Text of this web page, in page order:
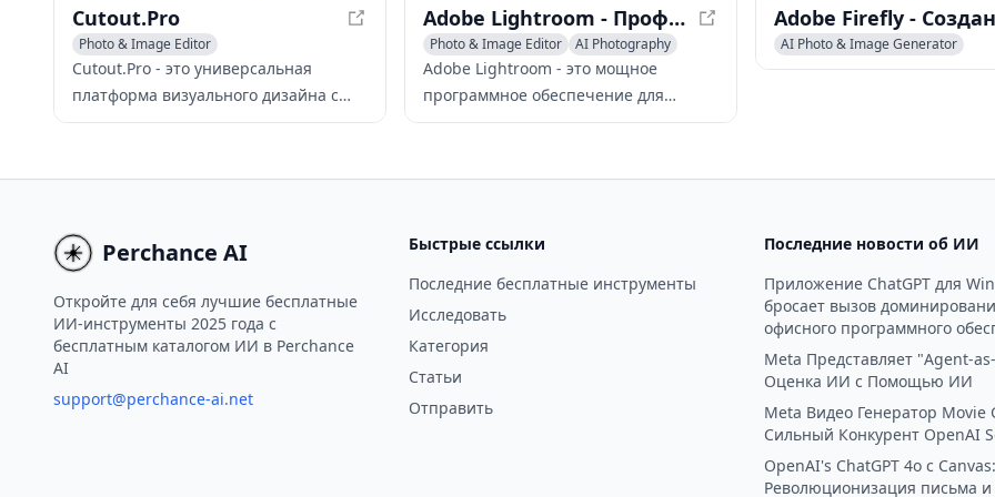
Cutout.Pro
Photo & Image Editor
Photo & Image Enhancer
AI Background Remover
Cutout.Pro - это универсальная
платформа визуального дизайна с
искусственным интеллектом,
автоматического удаления фона,
генерации контента. Благодаря
своим передовым алгоритмам ИИ и
решение для тех, кто ищет
бесплатные инструменты ИИ для
включая удаление шума фона с
помощью ИИ и удаление фона с
Adobe Lightroom - Профессиональное программное обеспечение для редактирования фотографий
Photo & Image Editor
AI Photography
AI Photo Restoration
Adobe Lightroom - это мощное
программное обеспечение для
редактирования и управления
инструменты профессионального
изображениями.
AI Photo & Image Generator
Photo & Image Editor
AI
Perchance AI
Откройте для себя лучшие бесплатные
ИИ-инструменты 2025 года с
бесплатным каталогом ИИ в Perchance
AI
support@perchance-ai.net
Быстрые ссылки
Последние бесплатные инструменты
Исследовать
Категория
Статьи
Отправить
Последние новости об ИИ
Приложение ChatGPT для
бросает вызов
офисного программного
Meta Представляет "Agent-
Оценка ИИ с Помощью ИИ
Meta Видео Генератор Movie
Сильный Конкурент OpenAI
OpenAI's ChatGPT 4o с Canvas:
Революционизация письма и